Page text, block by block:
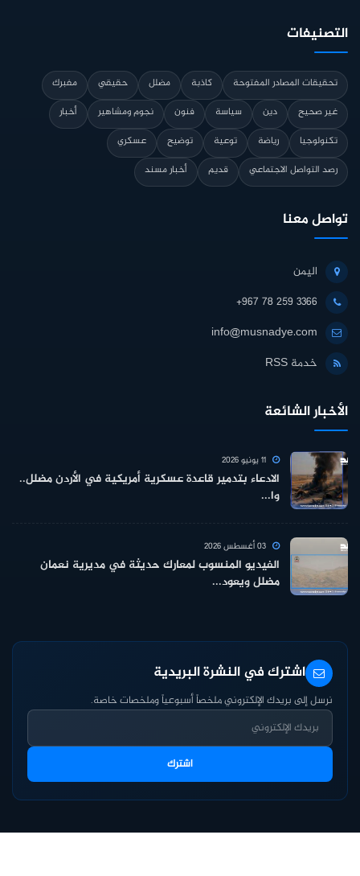
التصنيفات
تحقيقات المصادر المفتوحة كاذبة مضلل حقيقي
مفبرك
غير صحيح
دين سياسة فنون نجوم ومشاهير
أخبار
تكنولوجيا
رياضة توعية توضيح
عسكري
رصد التواصل الاجتماعي
قديم أخبار مسند
تواصل معنا
اليمن
+967 78 259 3366
info@musnadye.com
خدمة RSS
الأخبار الشائعة
الادعاء بتدمير قاعدة عسكرية أمريكية في الأردن مضلل..
وا...
الفيديو المنسوب لمعارك حديثة في مديرية نعمان
مضلل ويعود...
اشترك في النشرة البريدية
نرسل إلى بريدك الإلكتروني ملخصاً أسبوعياً وملخصات خاصة.
اشترك